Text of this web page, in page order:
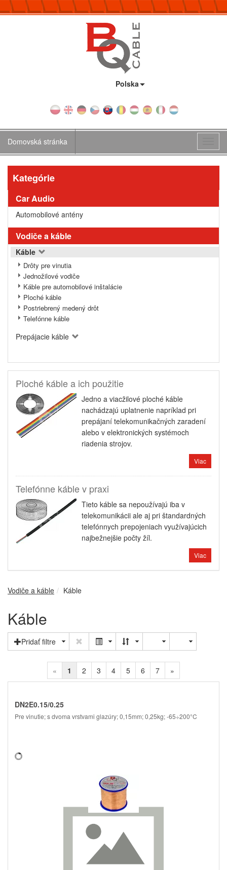
Polska
Domovská stránka
Kategórie
Car Audio
Automobilové antény
Vodiče a káble
Káble
Drôty pre vinutia
Jednožilové vodiče
Káble pre automobilové inštalácie
Ploché káble
Postriebrený medený drôt
Telefónne káble
Prepájacie káble
Ploché káble a ich použitie
Jedno a viacžilové ploché káble
nachádzajú uplatnenie napríklad pri
prepájaní telekomunikačných zaradení
alebo v elektronických systémoch
riadenia strojov.
Viac
Telefónne káble v praxi
Tieto káble sa nepoužívajú iba v
telekomunikácii ale aj pri štandardných
telefónnych prepojeniach využívajúcich
najbežnejšie počty žíl.
Viac
Vodiče a káble Káble
Káble
Pridať filtre
« 1 2 3 4 5 6 7 »
DN2E0.15/0.25
Pre vinutie; s dvoma vrstvami glazúry; 0,15mm; 0,25kg; -65÷200°C